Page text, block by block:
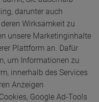
darunter auch
Wirksamkeit zu
unsere Marketinginhalte
Plattform an. Dafür
um Informationen zu
innerhalb des Services
Anzeigen
Google Ad-Tools